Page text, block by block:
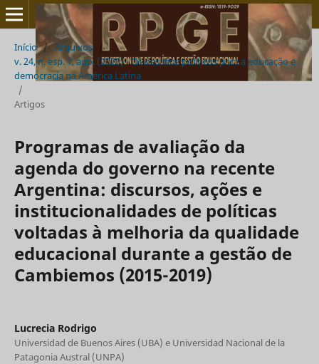
Início / Arquivos
/
v. 24, n. esp. 1, ago. (2020) - Os desafios políticos para a educação e
democracia na América Latina
/
Artigos
Programas de avaliação da
agenda do governo na recente
Argentina: discursos, ações e
institucionalidades de políticas
voltadas à melhoria da qualidade
educacional durante a gestão de
Cambiemos (2015-2019)
Lucrecia Rodrigo
Universidad de Buenos Aires (UBA) e Universidad Nacional de la
Patagonia Austral (UNPA)